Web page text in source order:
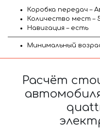
Коробка передач –
Количество мест –
Навигация – есть
Минимальный
Расчёт